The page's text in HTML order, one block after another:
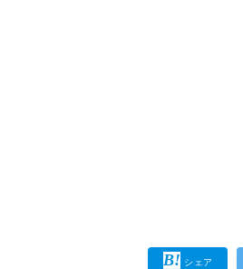
シェア